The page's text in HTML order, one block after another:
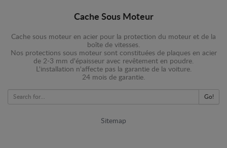
Cache Sous Moteur
Cache sous moteur en acier pour la protection du moteur et de la
boîte de vitesses.
Nos protections sous moteur sont constituées de plaques en acier
de 2-3 mm d'épaisseur avec revêtement en poudre.
L'installation n'affecte pas la garantie de la voiture.
24 mois de garantie.
Go!
Sitemap